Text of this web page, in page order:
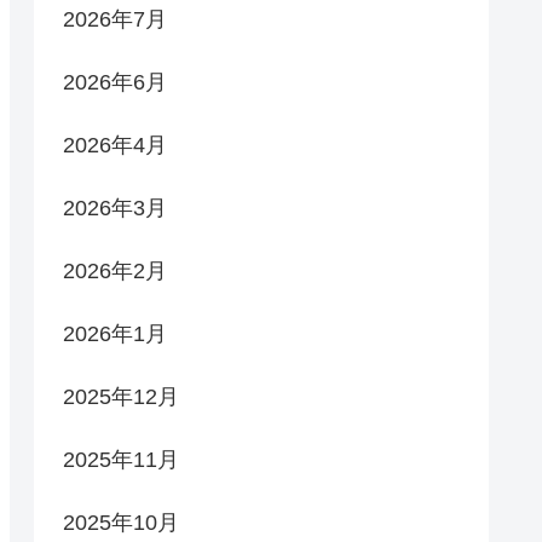
2026年7月
2026年6月
2026年4月
2026年3月
2026年2月
2026年1月
2025年12月
2025年11月
2025年10月